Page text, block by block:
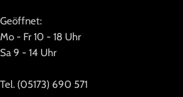
Geöffnet:
Mo - Fr 10 - 18 Uhr
Sa 9 - 14 Uhr
Tel. (05173) 690 571